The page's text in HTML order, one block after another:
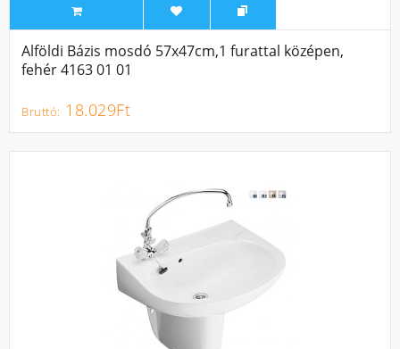
Alföldi Bázis mosdó 57x47cm,1 furattal középen,
fehér 4163 01 01
18.029Ft